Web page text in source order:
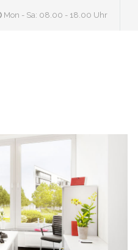
Mon - Sa: 08.00 - 18.00 Uhr